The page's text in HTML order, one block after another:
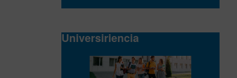
Universiriencia